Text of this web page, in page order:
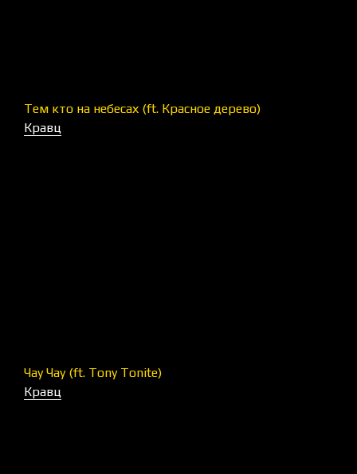
Тем кто на небесах (ft. Красное дерево)
Кравц
Чау Чау (ft. Tony Tonite)
Кравц